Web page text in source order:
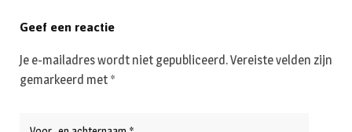
Geef een reactie
Je e-mailadres wordt niet gepubliceerd.Vereiste velden zijn
gemarkeerd met *